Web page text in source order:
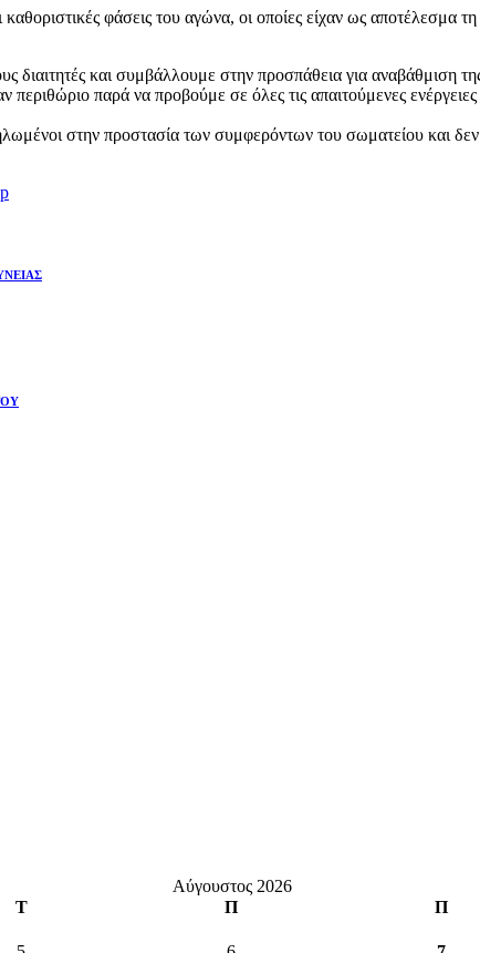
φάσεις του αγώνα, οι οποίες είχαν ως αποτέλεσμα
διαιτητές και συμβάλλουμε στην προσπάθεια για αναβάθμιση
παρά να προβούμε σε όλες τις απαιτούμενες
στην προστασία των συμφερόντων του σωματείου και
Αύγουστος 2026
Τ Π Π